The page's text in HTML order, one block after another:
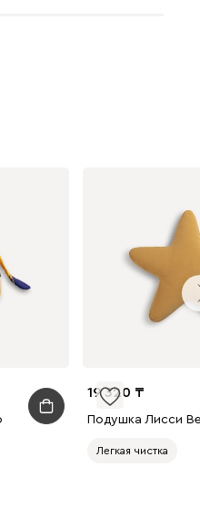
19 320
Легкая чистка